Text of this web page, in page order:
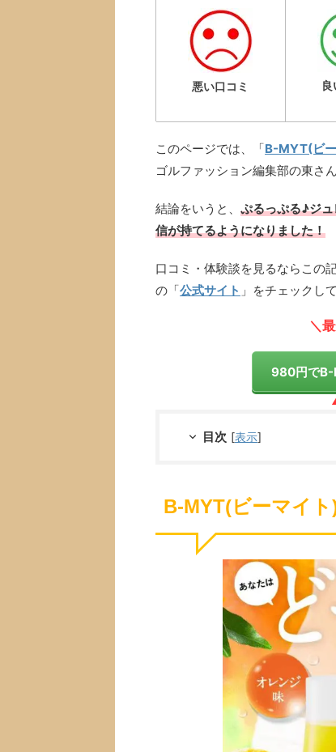
悪い口コミ
良
このページでは、「B-MYT(ビ
ゴルファッション編集部の東さ
結論をいうと、 ぷるっぷる♪ジ
信が持てるようになりました！
口コミ・体験談を見るならこの
の「公式サイト 」をチェックし
＼
980円でB-
目次 [表示]
B-MYT(ビーマイ